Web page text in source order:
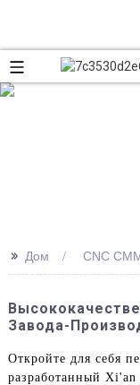
>> Дом CNC
Завода-
Откройте для себя
разработанный